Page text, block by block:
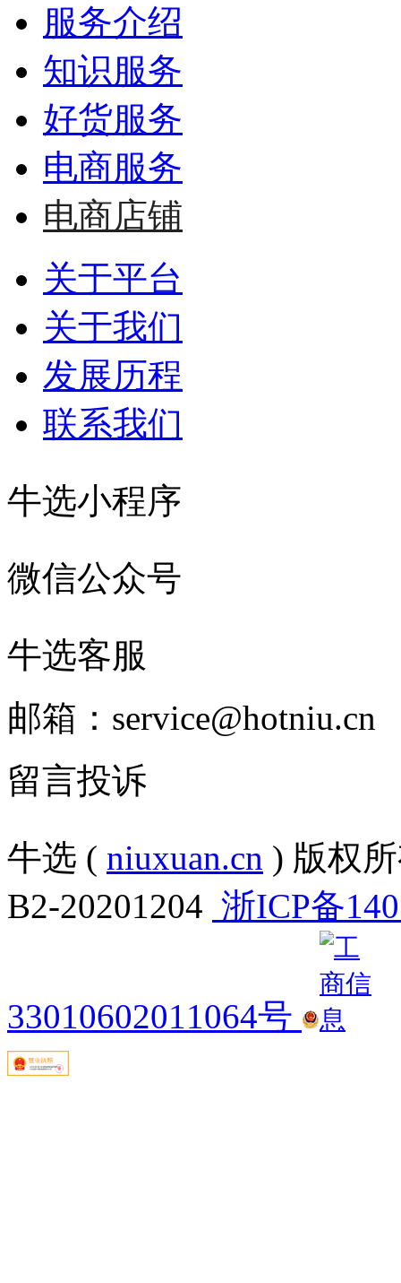
服务介绍
知识服务
好货服务
电商服务
电商店铺
关于平台
关于我们
发展历程
联系我们
牛选小程序
微信公众号
牛选客服
邮箱：service@hotniu.cn
留言投诉
牛选 ( niuxuan.cn ) 版权
B2-20201204 浙ICP备
33010602011064号